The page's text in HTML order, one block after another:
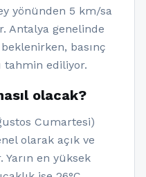
yönünden 5 km/sa
Antalya genelinde
basınç
tahmin ediliyor.
olacak?
Cumartesi)
olarak açık ve
Yarın en yüksek